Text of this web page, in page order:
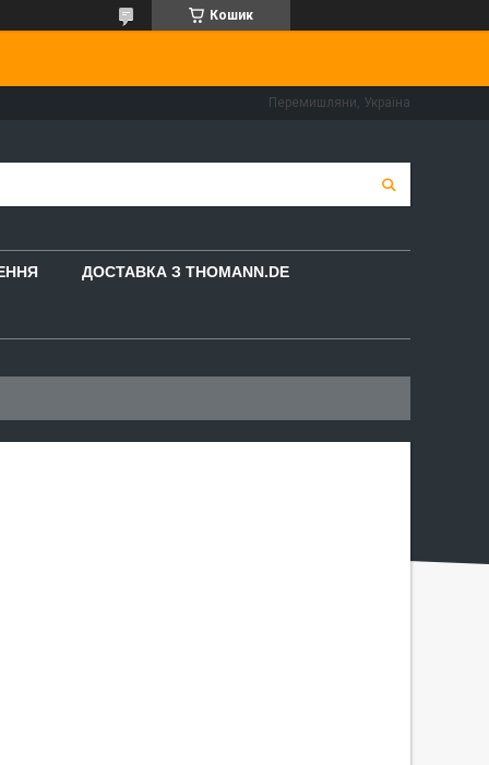
Кошик
Перемишляни, Україна
ДОСТАВКА З THOMANN.DE